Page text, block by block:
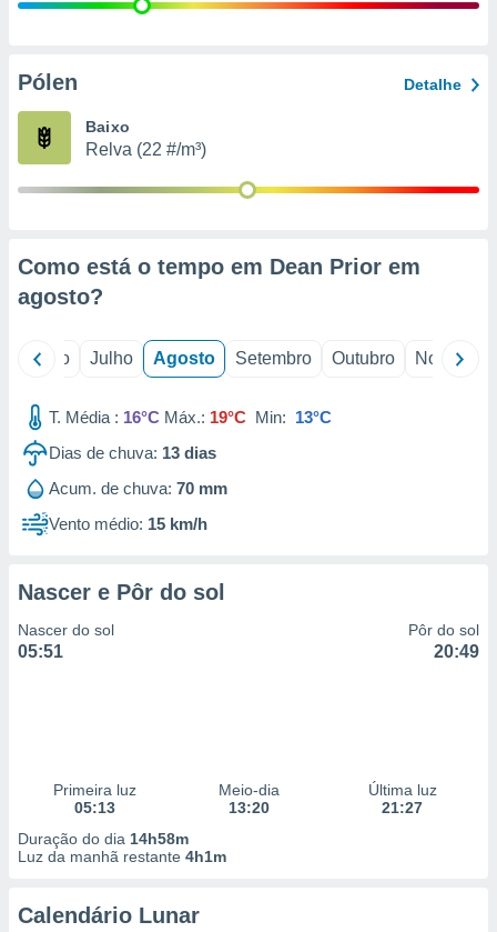
e
de
Pólen Detalhe
Baixo
Relva (22 #/m³)
Como está o tempo em Dean Prior em
agosto?
Junho Julho Agosto Setembro Outubro Novembro
T. Média : 16°C Máx.: 19°C Min: 13°C
Dias de chuva: 13 dias
Acum. de chuva: 70 mm
Vento médio: 15 km/h
Nascer e Pôr do sol
Nascer do sol
05:51
Pôr do sol
20:49
Primeira luz
05:13
Meio-dia
13:20
Última luz
21:27
Duração do dia 14h58m
Luz da manhã restante 4h1m
Calendário Lunar